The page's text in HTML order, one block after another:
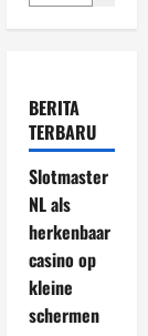
BERITA
TERBARU
Slotmaster
NL als
herkenbaar
casino op
kleine
schermen